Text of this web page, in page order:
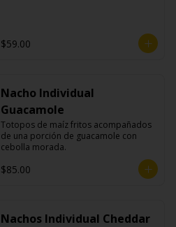
$59.00
Nacho Individual
Guacamole
Totopos de maíz fritos acompañados
de una porción de guacamole con
cebolla morada.
$85.00
Nachos Individual Cheddar